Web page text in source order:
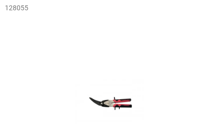
128055